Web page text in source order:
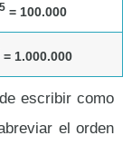
5 = 100.000
= 1.000.000
escribir como
el orden